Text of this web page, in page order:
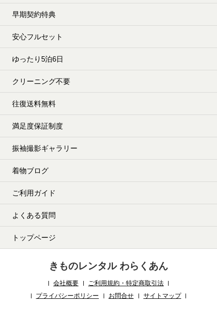
早期契約特典
安心フルセット
ゆったり5泊6日
クリーニング不要
往復送料無料
満足度保証制度
振袖撮影ギャラリー
着物ブログ
ご利用ガイド
よくある質問
トップページ
きものレンタル わらくあん
会社概要
ご利用規約・特定商取引法
プライバシーポリシー
お問合せ サイトマップ